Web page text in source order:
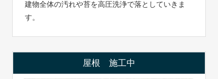
建物全体の汚れや苔を高圧洗浄で落としていきま
す。
屋根 施工中